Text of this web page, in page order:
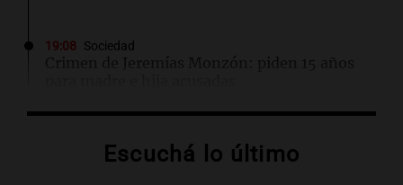
19:08 Sociedad
Crimen de Jeremías Monzón: piden 15 años
Acuerdo de defensa entre Turquía, Arabia
Escuchá lo último